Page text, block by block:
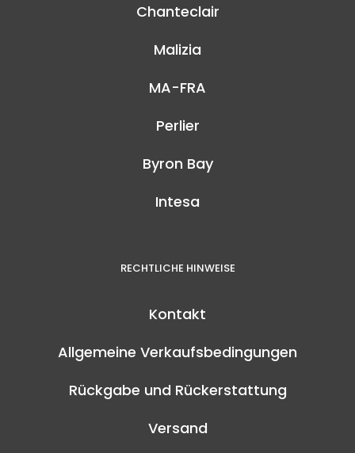
Chanteclair
Malizia
MA-FRA
Perlier
Byron Bay
Intesa
RECHTLICHE HINWEISE
Kontakt
Allgemeine Verkaufsbedingungen
Rückgabe und Rückerstattung
Versand